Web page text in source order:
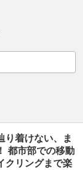
り着けない、ま
都市部での移動
クリングまで楽